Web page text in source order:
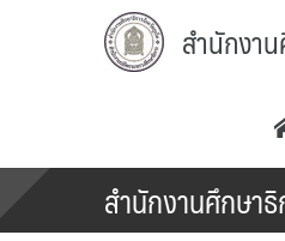
สำนักงา
สำนักงานศึกษา